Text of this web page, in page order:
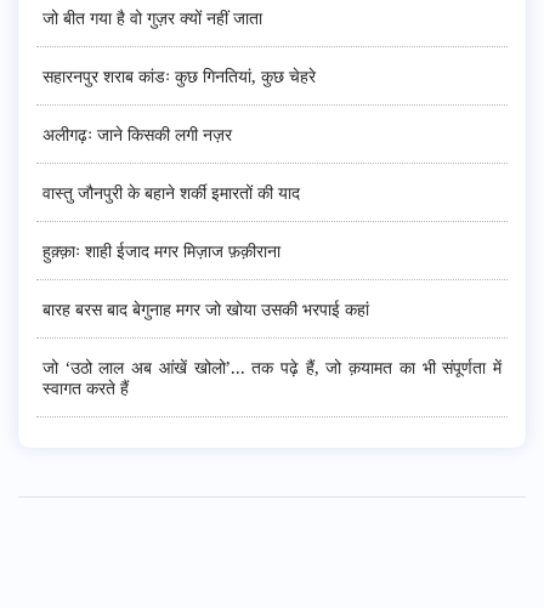
जो बीत गया है वो गुज़र क्यों नहीं जाता
सहारनपुर शराब कांडः कुछ गिनतियां, कुछ चेहरे
अलीगढ़ः जाने किसकी लगी नज़र
वास्तु जौनपुरी के बहाने शर्की इमारतों की याद
हुक़्क़ाः शाही ईजाद मगर मिज़ाज फ़क़ीराना
बारह बरस बाद बेगुनाह मगर जो खोया उसकी भरपाई कहां
जो ‘उठो लाल अब आंखें खोलो’... तक पढ़े हैं, जो क़यामत का भी संपूर्णता में
स्वागत करते हैं